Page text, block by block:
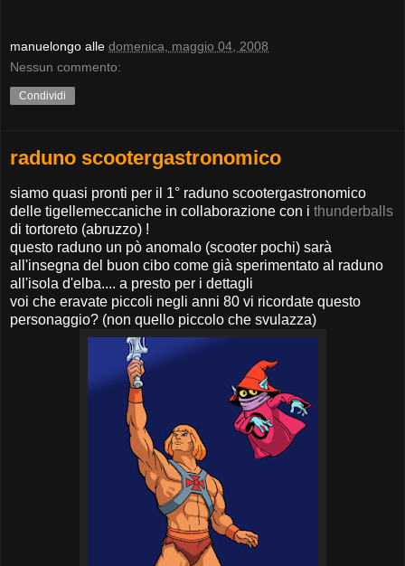
manuelongo alle domenica, maggio 04, 2008
Nessun commento:
Condividi
raduno scootergastronomico
siamo quasi pronti per il 1° raduno scootergastronomico
delle tigellemeccaniche in collaborazione con i thunderballs
di tortoreto (abruzzo) !
questo raduno un pò anomalo (scooter pochi) sarà
all'insegna del buon cibo come già sperimentato al raduno
all'isola d'elba.... a presto per i dettagli
voi che eravate piccoli negli anni 80 vi ricordate questo
personaggio? (non quello piccolo che svulazza)